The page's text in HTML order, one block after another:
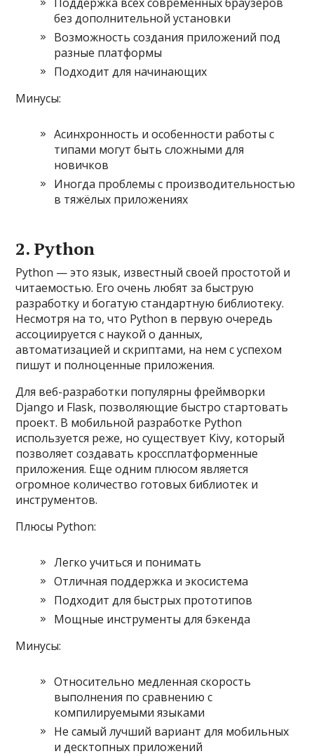
без дополнительной установки
Возможность создания приложений под
разные платформы
Подходит для начинающих
Минусы:
Асинхронность и особенности работы с
типами могут быть сложными для
новичков
Иногда проблемы с производительностью
в тяжёлых приложениях
2. Python
Python — это язык, известный своей простотой и
читаемостью. Его очень любят за быструю
разработку и богатую стандартную библиотеку.
Несмотря на то, что Python в первую очередь
ассоциируется с наукой о данных,
автоматизацией и скриптами, на нем с успехом
пишут и полноценные приложения.
Для веб-разработки популярны фреймворки
Django и Flask, позволяющие быстро стартовать
проект. В мобильной разработке Python
используется реже, но существует Kivy, который
позволяет создавать кроссплатформенные
приложения. Еще одним плюсом является
огромное количество готовых библиотек и
инструментов.
Плюсы Python:
Легко учиться и понимать
Отличная поддержка и экосистема
Подходит для быстрых прототипов
Мощные инструменты для бэкенда
Минусы:
Относительно медленная скорость
выполнения по сравнению с
компилируемыми языками
Не самый лучший вариант для мобильных
и десктопных приложений